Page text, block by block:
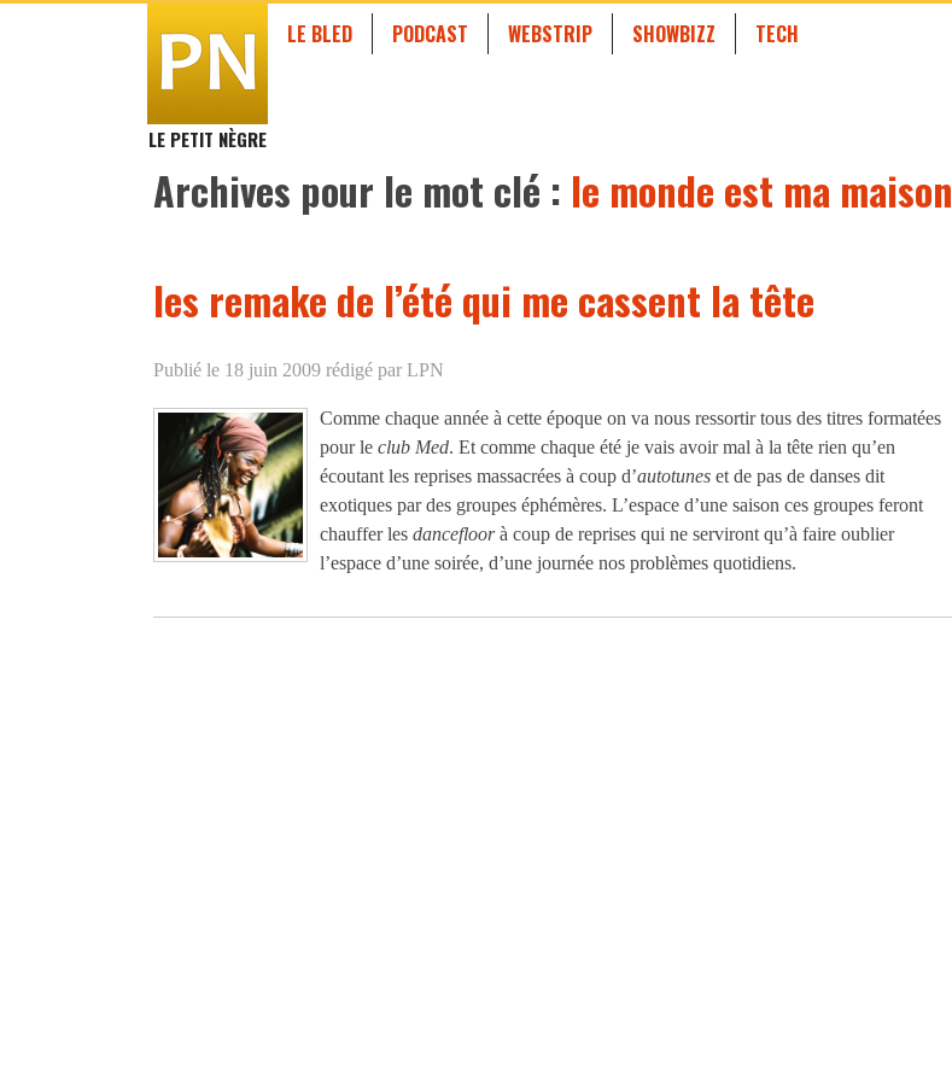
LE PETIT NÈGRE
LE BLED PODCAST WEBSTRIP SHOWBIZZ TECH
Archives pour le mot clé : le monde est ma maison
les remake de l’été qui me cassent la tête
Publié le 18 juin 2009 rédigé par LPN
Comme chaque année à cette époque on va nous ressortir tous des titres formatées
pour le club Med. Et comme chaque été je vais avoir mal à la tête rien qu’en
écoutant les reprises massacrées à coup d’autotunes et de pas de danses dit
exotiques par des groupes éphémères. L’espace d’une saison ces groupes feront
chauffer les dancefloorà coup de reprises qui ne serviront qu’à faire oublier
l’espace d’une soirée, d’une journée nos problèmes quotidiens.